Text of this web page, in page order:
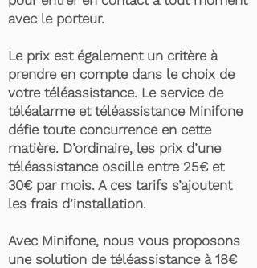
avec le porteur.
Le prix est également un critère à
prendre en compte dans le choix de
votre téléassistance. Le service de
téléalarme et téléassistance Minifone
défie toute concurrence en cette
matière. D’ordinaire, les prix d’une
téléassistance oscille entre 25€ et
30€ par mois. A ces tarifs s’ajoutent
les frais d’installation.
Avec Minifone, nous vous proposons
une solution de téléassistance à 18€